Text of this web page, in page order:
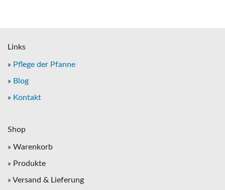
Links
» Pflege der Pfanne
» Blog
» Kontakt
Shop
» Warenkorb
» Produkte
» Versand & Lieferung